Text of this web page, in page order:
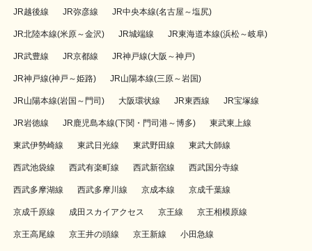
JR越後線 JR弥彦線 JR中央本線(名古屋～塩尻)
JR北陸本線(米原～金沢) JR城端線 JR東海道本線(浜松～岐阜)
JR武豊線 JR京都線 JR神戸線(大阪～神戸)
JR神戸線(神戸～姫路) JR山陽本線(三原～岩国)
JR山陽本線(岩国～門司) 大阪環状線 JR東西線 JR宝塚線
JR岩徳線 JR鹿児島本線(下関・門司港～博多) 東武東上線
東武伊勢崎線 東武日光線 東武野田線 東武大師線
西武池袋線 西武有楽町線 西武新宿線 西武国分寺線
西武多摩湖線 西武多摩川線 京成本線 京成千葉線
京成千原線 成田スカイアクセス 京王線 京王相模原線
京王高尾線 京王井の頭線 京王新線 小田急線